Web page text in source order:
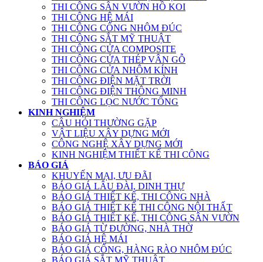
THI CÔNG SÂN VƯỜN HỒ KOI
THI CÔNG HỆ MÁI
THI CÔNG CỔNG NHÔM ĐÚC
THI CÔNG SẮT MỸ THUẬT
THI CÔNG CỬA COMPOSITE
THI CÔNG CỬA THÉP VÂN GỖ
THI CÔNG CỬA NHÔM KÍNH
THI CÔNG ĐIỆN MẶT TRỜI
THI CÔNG ĐIỆN THÔNG MINH
THI CÔNG LỌC NƯỚC TỔNG
KINH NGHIỆM
CÂU HỎI THƯỜNG GẶP
VẬT LIỆU XÂY DỰNG MỚI
CÔNG NGHỆ XÂY DỰNG MỚI
KINH NGHIỆM THIẾT KẾ THI CÔNG
BÁO GIÁ
KHUYẾN MẠI, ƯU ĐÃI
BÁO GIÁ LÂU ĐÀI, DINH THỰ
BÁO GIÁ THIẾT KẾ, THI CÔNG NHÀ
BÁO GIÁ THIẾT KẾ THI CÔNG NỘI THẤT
BÁO GIÁ THIẾT KẾ, THI CÔNG SÂN VƯỜN
BÁO GIÁ TỪ ĐƯỜNG, NHÀ THỜ
BÁO GIÁ HỆ MÁI
BÁO GIÁ CỔNG, HÀNG RÀO NHÔM ĐÚC
BÁO GIÁ SẮT MỸ THUẬT